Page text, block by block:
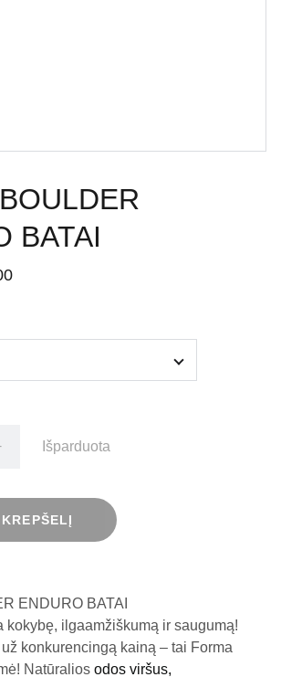
BATAI
Išparduota
ENDURO BATAI
kokybę, ilgaamžiškumą ir saugumą!
konkurencingą kainą – tai Forma
Natūralios odos viršus,